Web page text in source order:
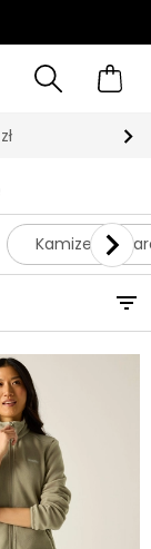
Kamizelki